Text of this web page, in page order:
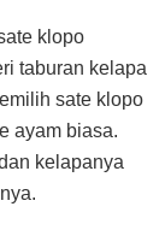
klopo
taburan kelapa
sate klopo
ayam biasa.
kelapanya